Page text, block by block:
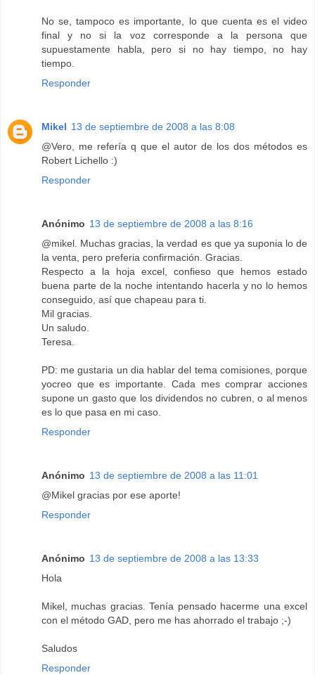
No se, tampoco es importante, lo que cuenta es el video
final y no si la voz corresponde a la persona que
supuestamente habla, pero si no hay tiempo, no hay
tiempo.
Responder
Mikel 13 de septiembre de 2008 a las 8:08
@Vero, me refería q que el autor de los dos métodos es
Robert Lichello :)
Responder
Anónimo 13 de septiembre de 2008 a las 8:16
@mikel. Muchas gracias, la verdad es que ya suponia lo de
la venta, pero preferia confirmación. Gracias.
Respecto a la hoja excel, confieso que hemos estado
buena parte de la noche intentando hacerla y no lo hemos
conseguido, así que chapeau para ti.
Mil gracias.
Un saludo.
Teresa.
PD: me gustaria un dia hablar del tema comisiones, porque
yocreo que es importante. Cada mes comprar acciones
supone un gasto que los dividendos no cubren, o al menos
es lo que pasa en mi caso.
Responder
Anónimo 13 de septiembre de 2008 a las 11:01
@Mikel gracias por ese aporte!
Responder
Anónimo 13 de septiembre de 2008 a las 13:33
Hola
Mikel, muchas gracias. Tenía pensado hacerme una excel
con el método GAD, pero me has ahorrado el trabajo ;-)
Saludos
Responder